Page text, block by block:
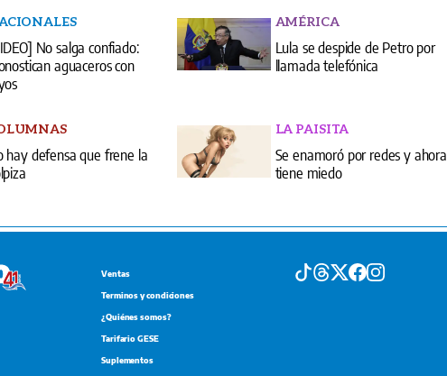
No salga confiado:
aguaceros con
AMÉRICA
Lula se despide de Petro por
llamada telefónica
hay defensa que frene la
LA PAISITA
Se enamoró por redes y ahora
tiene miedo
Ventas
Terminos y condiciones
¿Quiénes somos?
Tarifario GESE
Suplementos